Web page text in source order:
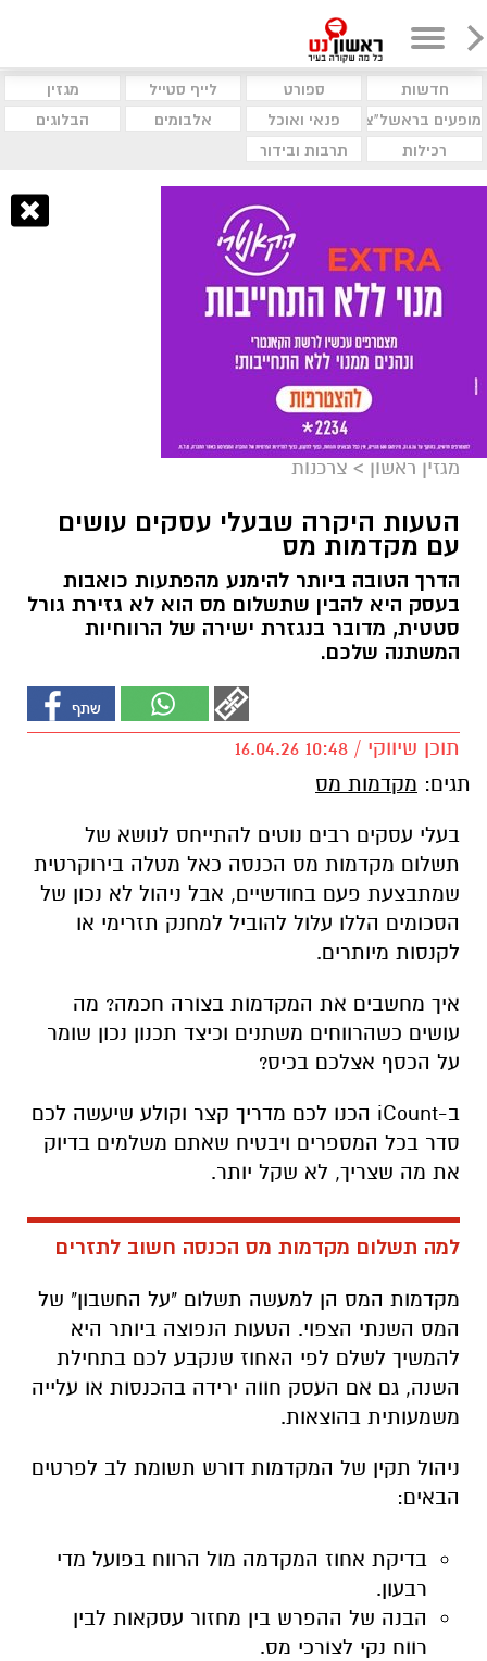
חדשות ספורט לייף סטייל
מגזין
מופעים בראשל"צ
פנאי ואוכל אלבומים
הבלוגים
רכילות
תרבות ובידור
מגזין ראשון > צרכנות
הטעות היקרה שבעלי עסקים עושים
עם מקדמות מס
הדרך הטובה ביותר להימנע מהפתעות כואבות
בעסק היא להבין שתשלום מס הוא לא גזירת גורל
סטטית, מדובר בנגזרת ישירה של הרווחיות
המשתנה שלכם.
תוכן שיווקי / 10:48 16.04.26
תגים: מקדמות מס
בעלי עסקים רבים נוטים להתייחס לנושא של
תשלום מקדמות מס הכנסה כאל מטלה בירוקרטית
שמתבצעת פעם בחודשיים, אבל ניהול לא נכון של
הסכומים הללו עלול להוביל למחנק תזרימי או
לקנסות מיותרים.
איך מחשבים את המקדמות בצורה חכמה? מה
עושים כשהרווחים משתנים וכיצד תכנון נכון שומר
על הכסף אצלכם בכיס?
ב-iCount הכנו לכם מדריך קצר וקולע שיעשה לכם
סדר בכל המספרים ויבטיח שאתם משלמים בדיוק
את מה שצריך, לא שקל יותר.
למה תשלום מקדמות מס הכנסה חשוב לתזרים
מקדמות המס הן למעשה תשלום "על החשבון" של
המס השנתי הצפוי. הטעות הנפוצה ביותר היא
להמשיך לשלם לפי האחוז שנקבע לכם בתחילת
השנה, גם אם העסק חווה ירידה בהכנסות או עלייה
משמעותית בהוצאות.
ניהול תקין של המקדמות דורש תשומת לב לפרטים
הבאים:
בדיקת אחוז המקדמה מול הרווח בפועל מדי
רבעון.
הבנה של ההפרש בין מחזור עסקאות לבין
רווח נקי לצורכי מס.